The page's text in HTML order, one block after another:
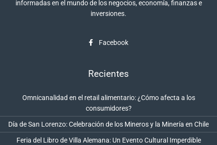
informadas en el mundo de los negocios, economía, finanzas e
inversiones.
Facebook
Recientes
Omnicanalidad en el retail alimentario: ¿Cómo afecta a los
consumidores?
Día de San Lorenzo: Celebración de los Mineros y la Minería en Chile
Feria del Libro de Villa Alemana: Un Evento Cultural Imperdible